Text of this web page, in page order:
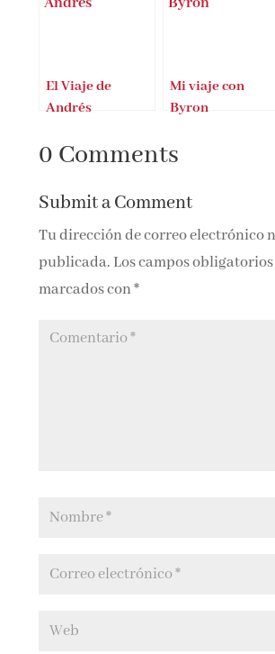
El Viaje de
Andrés
Mi viaje con
Byron
0 Comments
Submit a Comment
Tu dirección de correo electrónico
publicada. Los campos
marcados con*